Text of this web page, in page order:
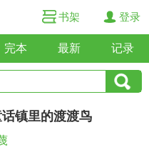
书架 登录
完本 最新 记录
镇里的渡渡鸟